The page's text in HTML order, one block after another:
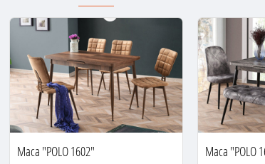
Маса "POLO 1602" Маса "POLO